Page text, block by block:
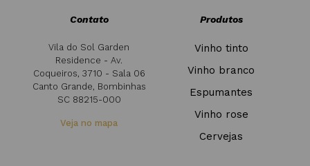
Contato
Vila do Sol Garden
Residence - Av.
Coqueiros, 3710 - Sala 06
Canto Grande, Bombinhas
SC 88215-000
Veja no mapa
Produtos
Vinho tinto
Vinho branco
Espumantes
Vinho rose
Cervejas